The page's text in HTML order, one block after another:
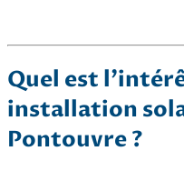
Quel est
installation
Pontouvre ?